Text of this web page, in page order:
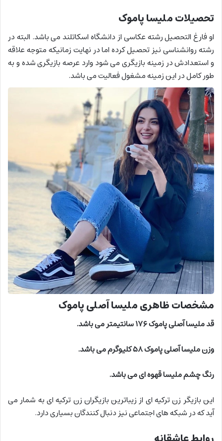
تحصیلات ملیسا پاموک
او فارغ التحصیل رشته عکاسی از دانشگاه اسکاتلند می باشد. البته در
رشته روانشناسی نیز تحصیل کرده اما در نهایت زمانیکه متوجه علاقه
و استعدادش در زمینه بازیگری می شود وارد عرصه بازیگری شده و به
طور کامل در این زمینه مشغول فعالیت می باشد.
مشخصات ظاهری ملیسا آصلی پاموک
قد ملیسا آصلی پاموک ۱۷۶ سانتیمتر می باشد.
وزن ملیسا آصلی پاموک ۵۸ کلیوگرم می باشد.
رنگ چشم ملیسا قهوه ای می باشد.
این بازیگر زن ترکیه ای از زیباترین بازیگران زن ترکیه ای به شمار می
آید که در شبکه های اجتماعی نیز دنبال کنندگان بسیاری دارد.